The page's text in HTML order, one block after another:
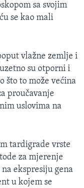
sa svojim
se kao mali
vlažne zemlje i
su otporni i
što to može većina
proučavanje
uslovima na
tardigrade vrste
za mjerenje
ekspresiju gena
u kojem se